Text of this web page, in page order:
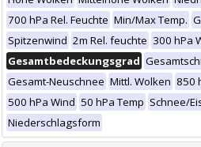
700 hPa Rel. Feuchte Min/Max Temp.
Spitzenwind 2m Rel. feuchte 300 hPa
Gesamtbedeckungsgrad
Gesamt-Neuschnee Mittl. Wolken 850
500 hPa Wind 50 hPa Temp Schnee/
Niederschlagsform